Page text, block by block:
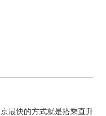
最快的方式就是搭乘直升